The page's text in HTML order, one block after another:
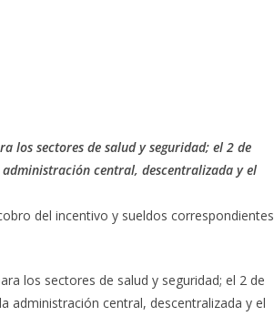
los sectores de salud y seguridad; el 2 de
central, descentralizada y el
del incentivo y sueldos correspondientes
los sectores de salud y seguridad; el 2 de
administración central, descentralizada y el